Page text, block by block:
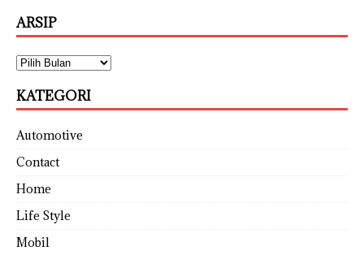
ARSIP
KATEGORI
Automotive
Contact
Home
Life Style
Mobil